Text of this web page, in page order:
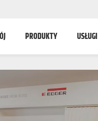
PRODUKTY USŁUGI